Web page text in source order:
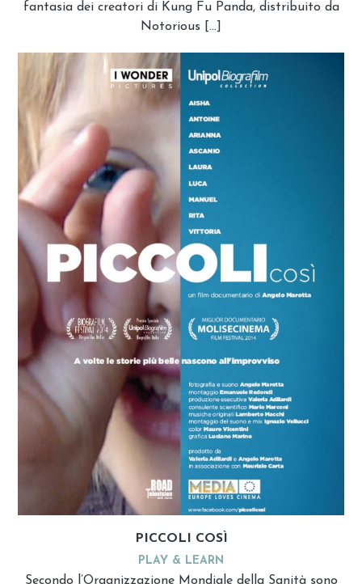
fantasia dei creatori di Kung Fu Panda, distribuito da
Notorious […]
PICCOLI COSÌ
PLAY & LEARN
Secondo l’Organizzazione Mondiale della Sanità sono